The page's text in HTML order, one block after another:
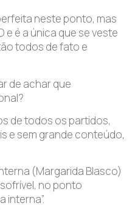
neste ponto, mas
e é a única que se veste
todos de fato e
de achar que
de todos os partidos,
e sem grande conteúdo,
(Margarida Blasco)
no ponto
interna”.